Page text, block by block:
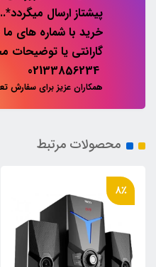
پیشتاز ارسال
خرید با شماره های
گارانتی یا
همکاران عزیز برای سفارش
محصولات مرتبط
8٪